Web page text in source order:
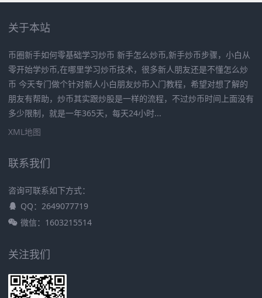
关于本站
币圈新手如何零基础学习炒币 新手怎么炒币,新手炒币步骤，小白从
零开始学炒币,在哪里学习炒币技术，很多新人朋友还是不懂怎么炒
币 今天专门做个针对新人小白朋友炒币入门教程，希望对想了解的
朋友有帮助，炒币其实跟炒股是一样的流程，不过炒币时间上面没有
多少限制，就是一年365天，每天24小时...
XML地图
联系我们
咨询可联系如下方式：
QQ：2649077719
微信：1603215514
关注我们